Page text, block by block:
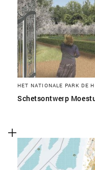
HET NATIONALE PARK DE
Schetsontwerp